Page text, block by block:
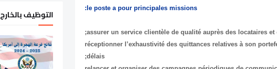
le poste a pour principales missions:
- réceptionner l’exhaustivité des quittances relatives à son
délais;
التوظيف بالخارج